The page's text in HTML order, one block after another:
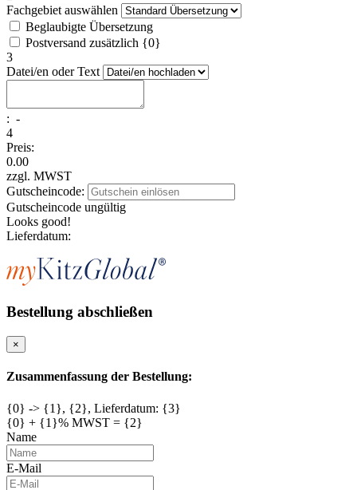
Fachgebiet auswählen
Beglaubigte Übersetzung
Postversand zusätzlich {0}
3
Datei/en oder Text
: -
4
Preis:
0.00
zzgl. MWST
Gutscheincode:
Gutscheincode ungültig
Looks good!
Lieferdatum:
Bestellung abschließen
×
Zusammenfassung der Bestellung:
{0} -> {1}, {2}, Lieferdatum: {3}
{0} + {1}% MWST = {2}
Name
E-Mail